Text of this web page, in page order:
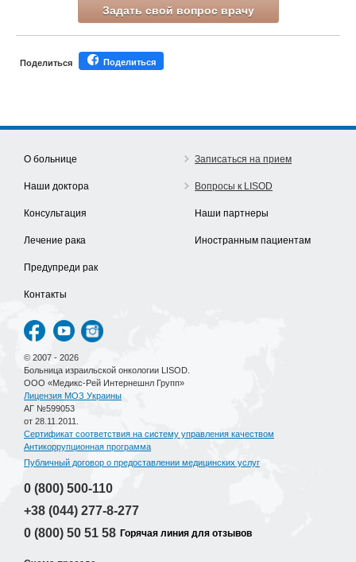
Задать свой вопрос врачу
Поделиться Поделиться
О больнице
Наши доктора
Консультация
Лечение рака
Предупреди рак
Контакты
Записаться на прием
Вопросы к LISOD
Наши партнеры
Иностранным пациентам
© 2007 - 2026
Больница израильской онкологии LISOD.
ООО «Медикс-Рей Интернешнл Групп»
Лицензия МОЗ Украины
АГ №599053
от 28.11.2011.
Сертификат соответствия на систему управления качеством
Антикоррупционная программа
Публичный договор о предоставлении медицинских услуг
0 (800) 500-110
+38 (044) 277-8-277
0 (800) 50 51 58 Горячая линия для отзывов